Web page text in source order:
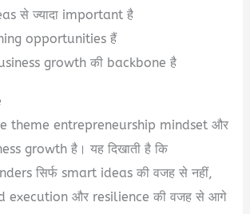
से ज्यादा important है
opportunities हैं
growth की backbone है
theme entrepreneurship mindset और
growth है। यह दिखाती है कि
सिर्फ smart ideas की वजह से नहीं,
execution और resilience की वजह से आगे